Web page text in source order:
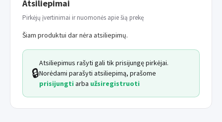
Atsiliepimai
Pirkėjų įvertinimai ir nuomonės apie šią prekę
Šiam produktui dar nėra atsiliepimų.
🔒
Atsiliepimus rašyti gali tik prisijungę pirkėjai.
Norėdami parašyti atsiliepimą, prašome
prisijungti arba užsiregistruoti